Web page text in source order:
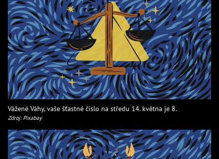
Vážené Váhy, vaše šťastné číslo na středu 14. května je 8.
Zdroj: Pixabay